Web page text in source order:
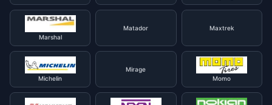
Marshal
Matador Maxtrek
Michelin
Mirage
Momo